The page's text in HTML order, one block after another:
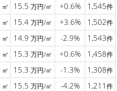
㎡ 15.5 万円/㎡ +0.6% 1,545件
㎡ 15.4 万円/㎡ +3.6% 1,502件
㎡ 14.9 万円/㎡ -2.9% 1,543件
㎡ 15.3 万円/㎡ +0.6% 1,458件
㎡ 15.3 万円/㎡ -1.3% 1,308件
㎡ 15.5 万円/㎡ -4.2% 1,211 件